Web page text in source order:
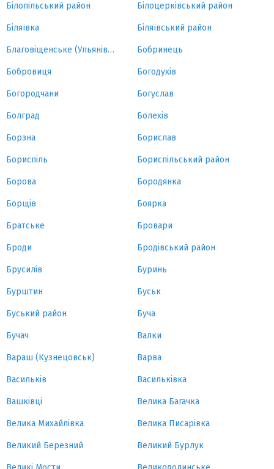
Білопільський район Білоцерківський район
Біляївка Біляївський район
Благовіщенське (Ульянівка) Бобринець
Бобровиця Богодухів
Богородчани Богуслав
Болград Болехів
Борзна Борислав
Бориспіль Бориспільський район
Борова Бородянка
Борщів Боярка
Братське Бровари
Броди Бродівський район
Брусилів Буринь
Бурштин Буськ
Буський район Буча
Бучач Валки
Вараш (Кузнецовськ) Варва
Васильків Васильківка
Вашківці Велика Багачка
Велика Михайлівка Велика Писарівка
Великий Березний Великий Бурлук